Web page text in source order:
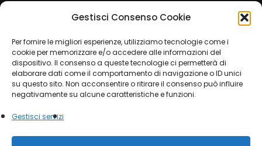
Gestisci Consenso Cookie
Per fornire le migliori esperienze, utilizziamo tecnologie come i
cookie per memorizzare e/o accedere alle informazioni del
dispositivo. Il consenso a queste tecnologie ci permetterà di
elaborare dati come il comportamento di navigazione o ID unici
su questo sito. Non acconsentire o ritirare il consenso può influire
negativamente su alcune caratteristiche e funzioni.
Gestisci servizi
Orari:
dal lunedì al sabato, 9.00/13.00 – 15.30/19.30, o
su appuntamento